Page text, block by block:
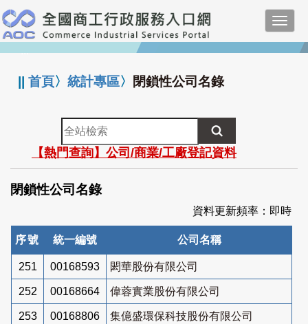
跳
到
主
要
:::
||首頁〉統計專區〉 閉鎖性公司名錄
全
站
檢
索
【熱門查詢】公司/商業/工廠登記資料
閉鎖性公司名錄
資料更新頻率：即時
序號 統一編號 公司名稱
251 00168593 閎華股份有限公司
252 00168664 偉蓉實業股份有限公司
253 00168806 集億盛環保科技股份有限公司